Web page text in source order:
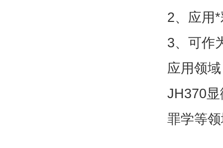
2、应用
3、可作
应用领
JH370
罪学等